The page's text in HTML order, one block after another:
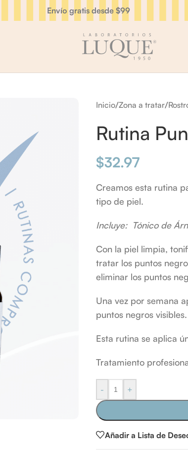
Envío gratis desde $99
Inicio/Zona a tratar/
Rutina
$32.97
Creamos esta rutina
tipo de piel.
Incluye: Tónico de
Con la piel limpia,
tratar los puntos
eliminar los puntos
Una vez por semana
puntos negros visibles.
Esta rutina se aplica
Tratamiento
- +
Añadir a Lista de